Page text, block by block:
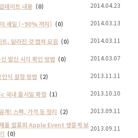
데이트 내용 (0) 2014.04.23
세일 (~90% 까지) (0) 2014.03.13
, 달라진 것 캡쳐 모음 (0) 2014.03.11
발신 시각 확인 방법 (0) 2014.03.07
식 설정 방법 (2) 2013.11.11
국내 출시일 확정 (1) 2013.10.10
개! 스펙, 가격 등 정리 (2)
2013.09.11
품 발표회 Apple Event 생중계 보
기 (0)
2013.09.11